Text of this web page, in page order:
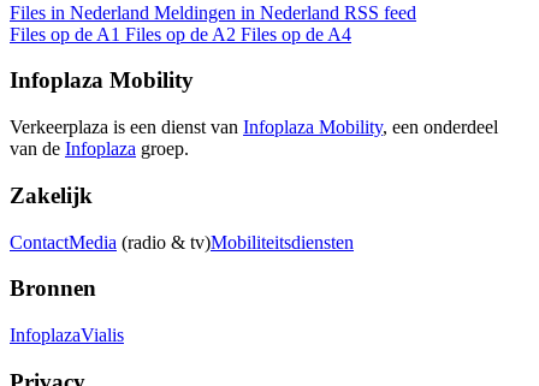
Files in Nederland Meldingen in Nederland RSS feed
Files op de A1 Files op de A2 Files op de A4
Infoplaza Mobility
Verkeerplaza is een dienst van Infoplaza Mobility, een onderdeel
van de Infoplaza groep.
Zakelijk
ContactMedia (radio & tv)Mobiliteitsdiensten
Bronnen
InfoplazaVialis